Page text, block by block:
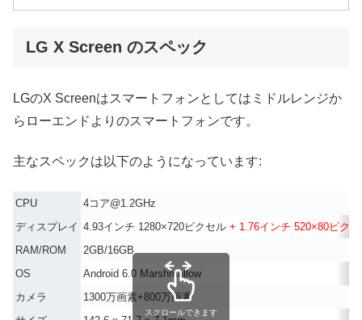
LG X Screen のスペック
LGのX Screenはスマートフォンとしてはミドルレンジか
らローエンドよりのスマートフォンです。
主なスペックは以下のようになっています:
CPU
4コア@1.2GHz
ディスプレイ 4.93インチ 1280×720ピクセル + 1.76インチ 520×80ピク
RAM/ROM
2GB/16GB
OS
Android 6.0 Marshmallow
カメラ
1300万画素+800万画素
スクロールできます